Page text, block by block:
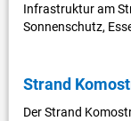
Infrastruktur am
Sonnenschutz,
Strand
Der Strand